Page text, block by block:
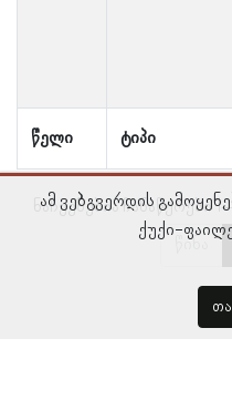
წელი ტიპი
ნაჩვენებია ჩანაწერები
წინა
ამ ვებგვერდის
ქუქი-